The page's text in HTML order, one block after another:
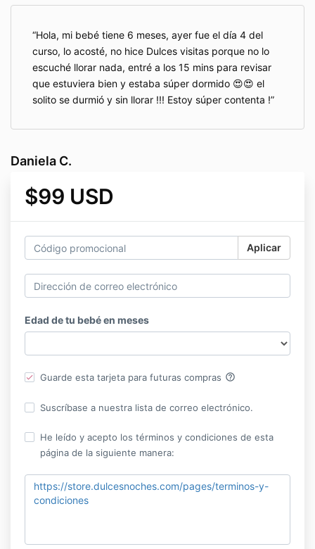
Hola, mi bebé tiene 6 meses, ayer fue el día 4 del
curso, lo acosté, no hice Dulces visitas porque no lo
escuché llorar nada, entré a los 15 mins para revisar
que estuviera bien y estaba súper dormido 😍😍 el
solito se durmió y sin llorar !!! Estoy súper contenta !
Daniela C.
$99 USD
Aplicar
Edad de tu bebé en meses
Guarde esta tarjeta para futuras compras help_outline
Suscríbase a nuestra lista de correo electrónico.
He leído y acepto los términos y condiciones de esta
página de la siguiente manera:
https://store.dulcesnoches.com/pages/terminos-y-
condiciones